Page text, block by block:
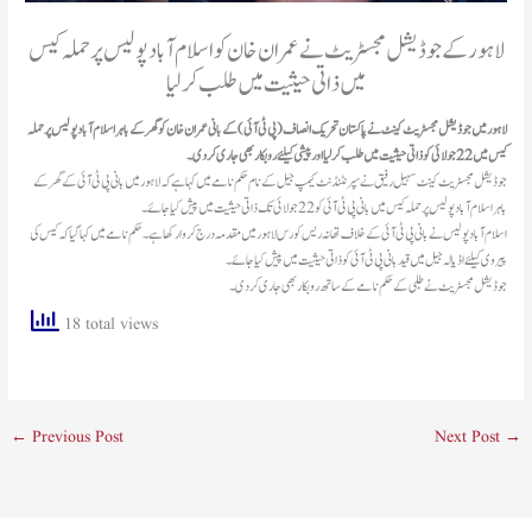
لاہور کے جوڈیشل مجسٹریٹ نے عمران خان کو اسلام آباد پولیس پر حملہ کیس
میں ذاتی حیثیت میں طلب کرلیا
کیس میں 22 جولائی کو ذاتی حیثیت میں طلب کرلیا اور پیشی کیلئے روبکار بھی جاری کردی۔
باہر اسلام آباد پولیس پر حملہ کیس میں بانی پی ٹی آئی کو 22 جولائی تک ذاتی حیثیت میں پیش کیا جائے۔
پیروی کیلئے اڈیالہ جیل میں قید بانی پی ٹی آئی کو ذاتی حیثیت میں پیش کیا جائے۔
جوڈیشل مجسٹریٹ نے طلبی کے حکم نامے کے ساتھ روبکار بھی جاری کردی۔
18 total views
← Previous Post Next Post →